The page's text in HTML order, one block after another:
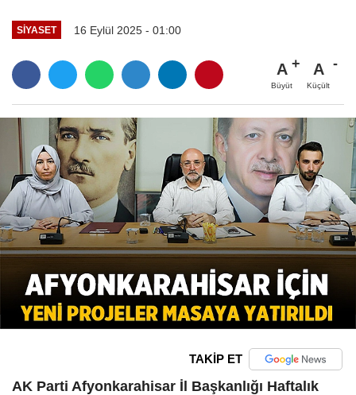
SIYASET 16 Eylül 2025 - 01:00
A
Büyüt
A
Küçült
TAKİP ET
AK Parti Afyonkarahisar İl Başkanlığı Haftalık